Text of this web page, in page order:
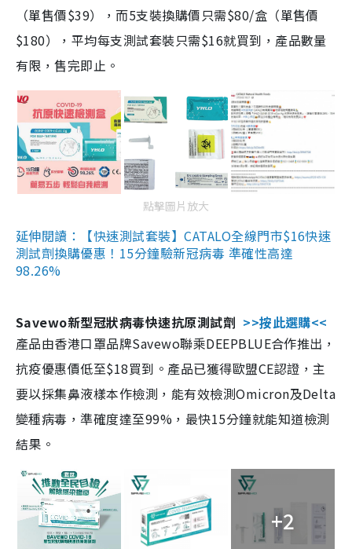
（單售價$39），而5支裝換購價只需$80/盒（單售價
$180），平均每支測試套裝只需$16就買到，產品數量
有限，售完即止。
點擊圖片放大
延伸閱讀：【快速測試套裝】CATALO全線門市$16快速
測試劑換購優惠！15分鐘驗新冠病毒 準確性高達
98.26%
Savewo新型冠狀病毒快速抗原測試劑 >>按此選購<<
產品由香港口罩品牌Savewo聯乘DEEPBLUE合作推出，
抗疫優惠價低至$18買到。產品已獲得歐盟CE認證，主
要以採集鼻液樣本作檢測，能有效檢測Omicron及Delta
變種病毒，準確度達至99%，最快15分鐘就能知道檢測
結果。
+2